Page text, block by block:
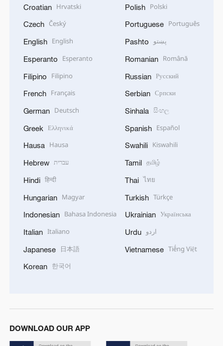
Croatian Hrvatski
Czech Český
English English
Esperanto Esperanto
Filipino Filipino
French Français
German Deutsch
Greek Ελληνικά
Hausa Hausa
Hebrew עברית
Hindi हिन्दी
Hungarian Magyar
Indonesian Bahasa Indonesia
Italian Italiano
Japanese 日本語
Korean 한국어
Polish Polski
Portuguese Português
Pashto پښتو
Romanian Română
Russian Русский
Serbian Српски
Sinhala සිංහල
Spanish Español
Swahili Kiswahili
Tamil தமிழ்
Thai ไทย
Turkish Türkçe
Ukrainian Українська
Urdu اردو
Vietnamese Tiếng Việt
DOWNLOAD OUR APP